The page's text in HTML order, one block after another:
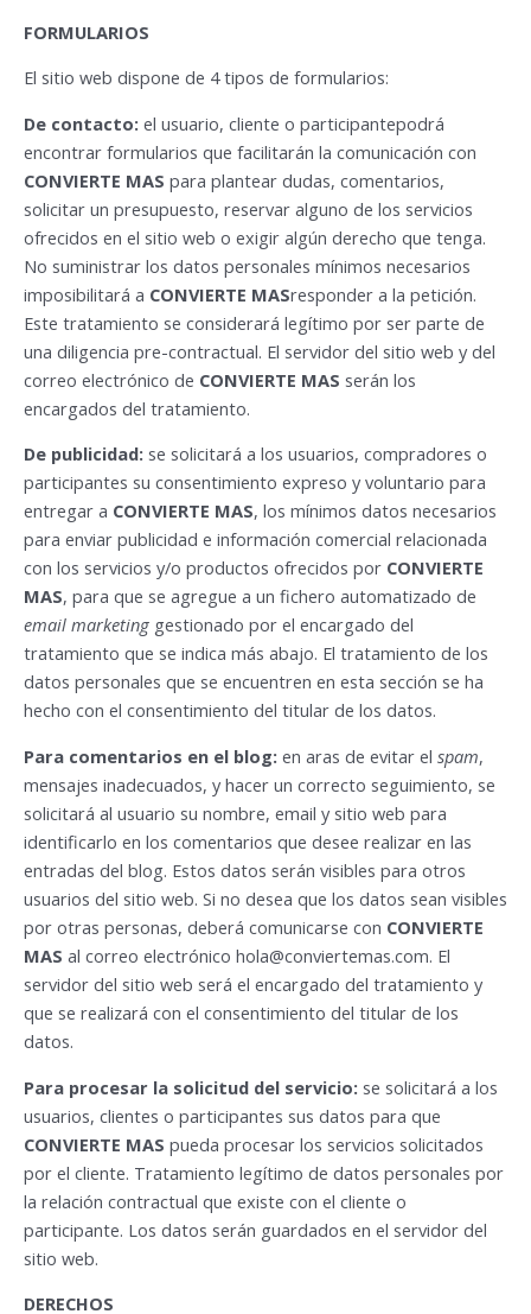
FORMULARIOS
El sitio web dispone de 4 tipos de formularios:
De contacto: el usuario, cliente o participantepodrá
encontrar formularios que facilitarán la comunicación con
CONVIERTE MAS para plantear dudas, comentarios,
solicitar un presupuesto, reservar alguno de los servicios
ofrecidos en el sitio web o exigir algún derecho que tenga.
No suministrar los datos personales mínimos necesarios
imposibilitará a CONVIERTE MASresponder a la petición.
Este tratamiento se considerará legítimo por ser parte de
una diligencia pre-contractual. El servidor del sitio web y del
correo electrónico de CONVIERTE MAS serán los
encargados del tratamiento.
De publicidad: se solicitará a los usuarios, compradores o
participantes su consentimiento expreso y voluntario para
entregar a CONVIERTE MAS, los mínimos datos necesarios
para enviar publicidad e información comercial relacionada
con los servicios y/o productos ofrecidos por CONVIERTE
MAS, para que se agregue a un fichero automatizado de
email marketing gestionado por el encargado del
tratamiento que se indica más abajo. El tratamiento de los
datos personales que se encuentren en esta sección se ha
hecho con el consentimiento del titular de los datos.
Para comentarios en el blog: en aras de evitar el spam,
mensajes inadecuados, y hacer un correcto seguimiento, se
solicitará al usuario su nombre, email y sitio web para
identificarlo en los comentarios que desee realizar en las
entradas del blog. Estos datos serán visibles para otros
usuarios del sitio web. Si no desea que los datos sean visibles
por otras personas, deberá comunicarse con CONVIERTE
MAS al correo electrónico hola@conviertemas.com. El
servidor del sitio web será el encargado del tratamiento y
que se realizará con el consentimiento del titular de los
datos.
Para procesar la solicitud del servicio: se solicitará a los
usuarios, clientes o participantes sus datos para que
CONVIERTE MAS pueda procesar los servicios solicitados
por el cliente. Tratamiento legítimo de datos personales por
la relación contractual que existe con el cliente o
participante. Los datos serán guardados en el servidor del
sitio web.
DERECHOS